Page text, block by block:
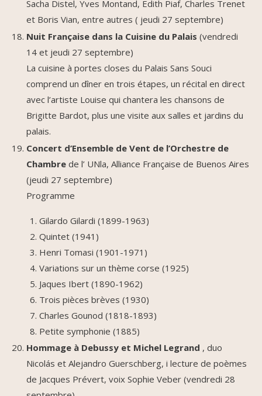
Sacha Distel, Yves Montand, Edith Piaf, Charles Trenet
et Boris Vian, entre autres ( jeudi 27 septembre)
Nuit Française dans la Cuisine du Palais (vendredi
14 et jeudi 27 septembre)
La cuisine à portes closes du Palais Sans Souci
comprend un dîner en trois étapes, un récital en direct
avec l’artiste Louise qui chantera les chansons de
Brigitte Bardot, plus une visite aux salles et jardins du
palais.
Concert d’Ensemble de Vent de l’Orchestre de
Chambre de l’ UNla, Alliance Française de Buenos Aires
(jeudi 27 septembre)
Programme
Gilardo Gilardi (1899-1963)
Quintet (1941)
Henri Tomasi (1901-1971)
Variations sur un thème corse (1925)
Jaques Ibert (1890-1962)
Trois pièces brèves (1930)
Charles Gounod (1818-1893)
Petite symphonie (1885)
Hommage à Debussy et Michel Legrand , duo
Nicolás et Alejandro Guerschberg, i lecture de poèmes
de Jacques Prévert, voix Sophie Veber (vendredi 28